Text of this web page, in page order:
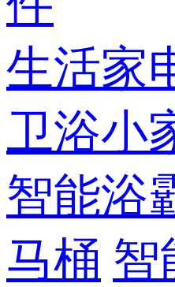
生活家
卫浴小
智能浴
马桶 智